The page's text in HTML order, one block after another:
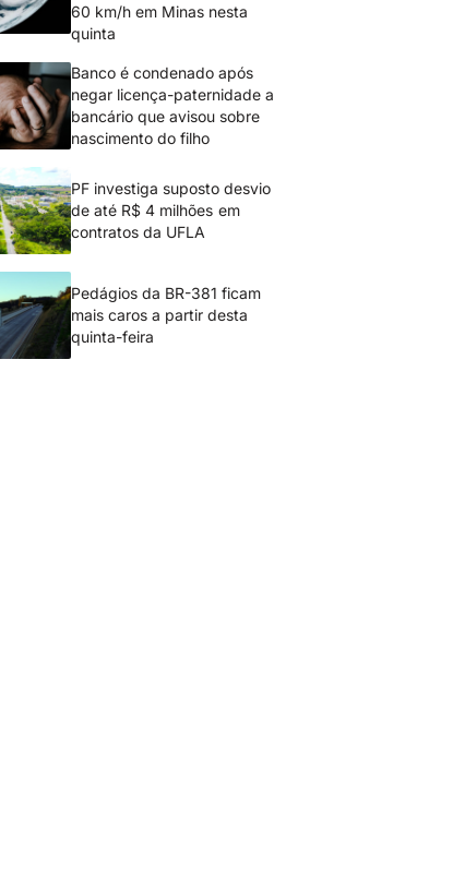
60 km/h em Minas nesta
quinta
Banco é condenado após
negar licença-paternidade a
bancário que avisou sobre
nascimento do filho
PF investiga suposto desvio
de até R$ 4 milhões em
contratos da UFLA
Pedágios da BR-381 ficam
mais caros a partir desta
quinta-feira